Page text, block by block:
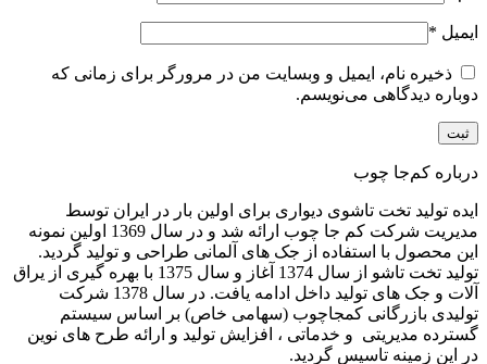
ایمیل *
ذخیره نام، ایمیل و وبسایت من در مرورگر برای زمانی که
دوباره دیدگاهی می‌نویسم.
درباره کم‌جا چوب
ایده تولید تخت تاشوی دیواری برای اولین بار در ایران توسط
مدیریت شرکت کم جا چوب ارائه شد و در سال 1369 اولین نمونه
این محصول با استفاده از جک های آلمانی طراحی و تولید گردید.
تولید تخت تاشو از سال 1374 آغاز و سال 1375 با بهره گیری از یراق
آلات و جک های تولید داخل ادامه یافت. در سال 1378 شرکت
تولیدی بازرگانی کمجاچوب (سهامی خاص) بر اساس سیستم
گسترده مدیریتی و خدماتی ، افزایش تولید و ارائه طرح های نوین
در این زمینه تاسیس گردید.